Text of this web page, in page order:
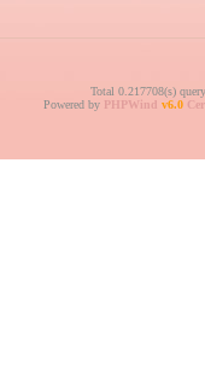
Total 0.217708(s)
Powered by PHPWind v6.0